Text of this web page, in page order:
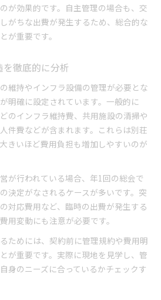
が効果的です。自主管理の場合も、交
がちな出費が発生するため、総合的な
が重要です。
徹底的に分析
維持やインフラ設備の管理が必要とな
明確に設定されています。一般的に
のインフラ維持費、共用施設の清掃や
件費などが含まれます。これらは別荘
きいほど費用負担も増加しやすいのが
が行われている場合、年1回の総会で
決定がなされるケースが多いです。突
対応費用など、臨時の出費が発生する
用変動にも注意が必要です。
ためには、契約前に管理規約や費用明
が重要です。実際に現地を見学し、管
身のニーズに合っているかチェックす